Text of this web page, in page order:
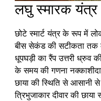
लघु स्मारक यंत्र
छोटे स्मार्ट यंत्र के रूप में
बीस सेकंड की सटीकता तक
धूपघड़ी का रैंप उत्तरी ध्रुव
के समय की गणना
छाया की स्थिति से आसानी
त्रिभुजाकार दीवार की